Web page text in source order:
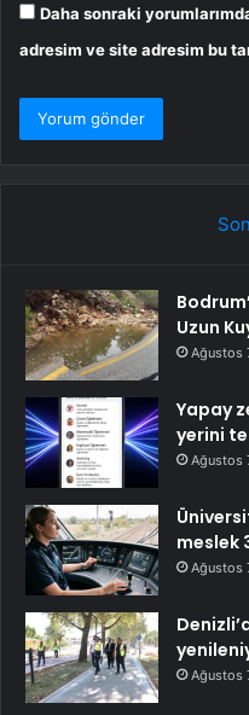
Daha sonraki
adresim ve site adresim bu
Uzun
Ağustos
Yapay
yerini
Ağustos
meslek
Ağustos
Ağustos